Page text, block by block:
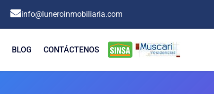
info@luneroinmobiliaria.com
BLOG CONTÁCTENOS